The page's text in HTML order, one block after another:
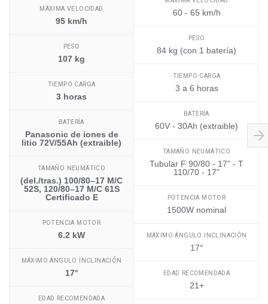
MÁXIMA VELOCIDAD
95 km/h
PESO
107 kg
TIEMPO CARGA
3 horas
BATERÍA
Panasonic de iones de
litio 72V/55Ah (extraible)
TAMAÑO NEUMÁTICO
(del./tras.) 100/80–17 M/C
52S, 120/80–17 M/C 61S
Certificado E
POTENCIA MOTOR
6.2 kW
MÁXIMO ÁNGULO INCLINACIÓN
17°
EDAD RECOMENDADA
60 - 65 km/h
PESO
84 kg (con 1 batería)
TIEMPO CARGA
3 a 6 horas
BATERÍA
60V - 30Ah (extraible)
TAMAÑO NEUMÁTICO
Tubular F 90/80 - 17" - T
110/70 - 17"
POTENCIA MOTOR
1500W nominal
MÁXIMO ÁNGULO INCLINACIÓN
17°
EDAD RECOMENDADA
21+